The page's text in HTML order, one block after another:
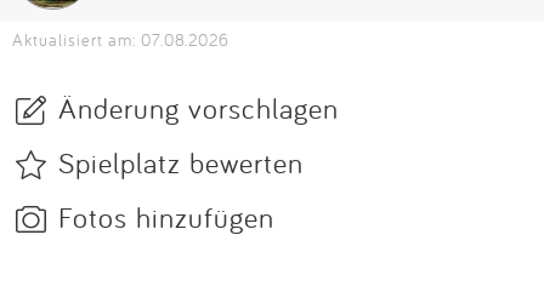
Aktualisiert am: 07.08.2026
Änderung vorschlagen
Spielplatz bewerten
Fotos hinzufügen